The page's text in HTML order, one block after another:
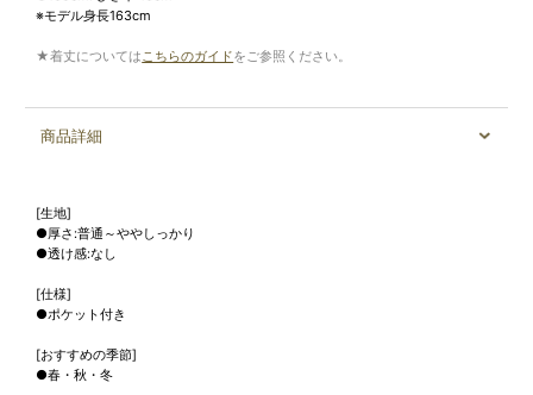
※モデル身長163cm
★着丈については こちらのガイドをご参照ください。
商品詳細
[生地]
●厚さ:普通～ややしっかり
●透け感:なし
[仕様]
●ポケット付き
[おすすめの季節]
●春・秋・冬